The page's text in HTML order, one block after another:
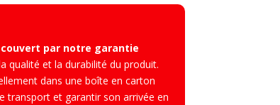
par notre garantie
qualité et la durabilité du produit.
dans une boîte en carton
transport et garantir son arrivée en